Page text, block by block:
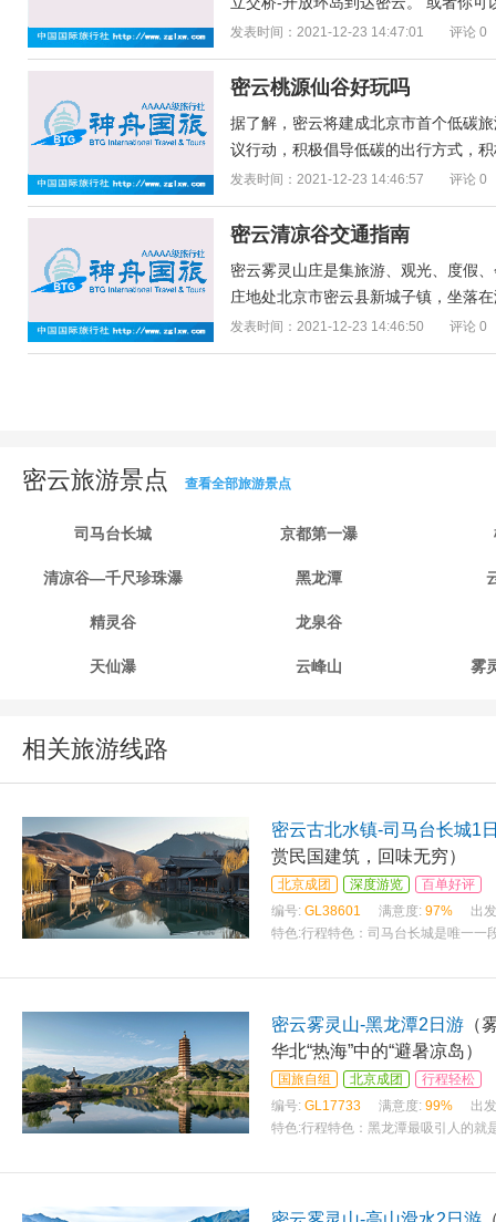
发表时间：2021-12-23 14:47:01 评论 0
密云桃源仙谷好玩吗
据了解，密云将建成北京市首个低碳
议行动，积极倡导低碳的出行方式，
发表时间：2021-12-23 14:46:57 评论 0
密云清凉谷交通指南
密云雾灵山庄是集旅游、观光、度假
庄地处北京市密云县新城子镇，坐落
发表时间：2021-12-23 14:46:50 评论 0
密云旅游景点 查看全部旅游景点
司马台长城 京都第一瀑
清凉谷—千尺珍珠瀑 黑龙潭
精灵谷 龙泉谷
天仙瀑 云峰山 雾
相关旅游线路
密云古北水镇-司马台长城1
赏民国建筑，回味无穷）
北京成团 深度游览
百单好评
编号: GL38601 满意度: 97%
出
特色:行程特色：司马台长城是唯一一
密云雾灵山-黑龙潭2日游 （
华北“热海”中的“避暑凉岛）
国旅自组 北京成团
行程轻松
编号: GL17733 满意度: 99%
出
特色:行程特色：黑龙潭最吸引人的就